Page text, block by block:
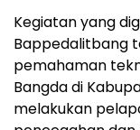
Kegiatan yang
Bappedalitbang
pemahaman
Bangda di
melakukan